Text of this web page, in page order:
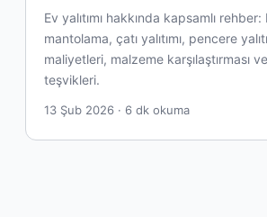
Ev yalıtımı hakkında kapsamlı rehber:
mantolama, çatı yalıtımı, pencere
maliyetleri, malzeme karşılaştırması
teşvikleri.
13 Şub 2026 · 6 dk okuma